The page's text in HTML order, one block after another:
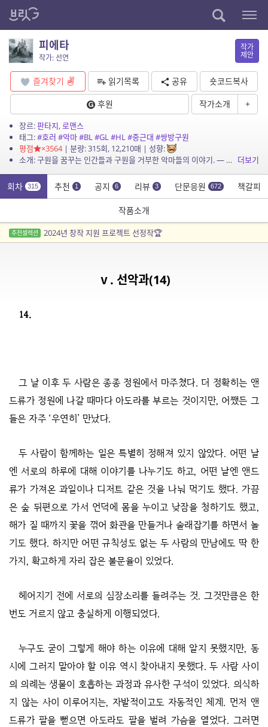
피에타
작가: 선연
작가
제안
즐겨찾기 읽기목록 공유
숏코드복사
후원
작가소개 +
장르:판타지,로맨스
태그:#호러 #악마#BL#GL#HL#중근대 #쌍방구원
평점
×3564| 분량: 315회, 12,210매 | 성향:
소개: 구원을 꿈꾸는 인간들과 구원을 거부한 악마들의 이야기. — 아케론 대륙의 서쪽 나라 코키투스에서 가장 거대한 도시, 테네브리스. 도시의 온갖 흉악범들이 모여 있는 밀턴... 더보기
회차 315 추천 1 공지 6 리뷰 3 단문응원 672 책갈피
작품소개
추천셀렉션 2024년 창작 지원 프로젝트 선정작🏆
ⅴ. 선악과(14)
14.
그 날 이후 두 사람은 종종 정원에서 마주쳤다. 더 정확히는 앤
드류가 정원에 나갈 때마다 아도라를 부르는 것이지만, 어쨌든 그
들은 자주 ‘우연히’ 만났다.
두 사람이 함께하는 일은 특별히 정해져 있지 않았다. 어떤 날
엔 서로의 하루에 대해 이야기를 나누기도 하고, 어떤 날엔 앤드
류가 가져온 과일이나 디저트 같은 것을 나눠 먹기도 했다. 가끔
은 숲 뒤편으로 가서 언덕에 몸을 누이고 낮잠을 청하기도 했고,
해가 질 때까지 꽃을 꺾어 화관을 만들거나 술래잡기를 하면서 놀
기도 했다. 하지만 어떤 규칙성도 없는 두 사람의 만남에도 딱 한
가지, 확고하게 자리 잡은 불문율이 있었다.
헤어지기 전에 서로의 심장소리를 들려주는 것. 그것만큼은 한
번도 거르지 않고 충실하게 이행되었다.
누구도 굳이 그렇게 해야 하는 이유에 대해 알지 못했지만, 동
시에 그러지 말아야 할 이유 역시 찾아내지 못했다. 두 사람 사이
의 의례는 생물이 호흡하는 과정과 유사한 구석이 있었다. 의식하
지 않는 사이 이루어지는, 자발적이고도 자동적인 체계. 먼저 앤
드류가 팔을 뻗으면 아도라도 팔을 벌려 가슴을 열었다. 그러면